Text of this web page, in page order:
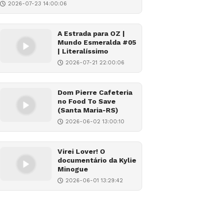
2026-07-23 14:00:06
A Estrada para OZ |
Mundo Esmeralda #05
| Literalíssimo
2026-07-21 22:00:06
Dom Pierre Cafeteria
no Food To Save
(Santa Maria-RS)
2026-06-02 13:00:10
Virei Lover! O
documentário da Kylie
Minogue
2026-06-01 13:29:42